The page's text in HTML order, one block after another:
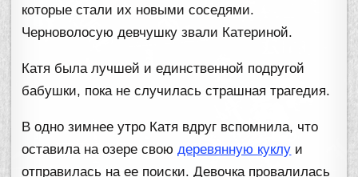
которые стали их новыми соседями.
Черноволосую девчушку звали Катериной.
Катя была лучшей и единственной подругой
бабушки, пока не случилась страшная трагедия.
В одно зимнее утро Катя вдруг вспомнила, что
оставила на озере своюдеревянную куклу и
отправилась на ее поиски. Девочка провалилась